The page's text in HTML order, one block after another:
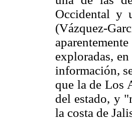
Occidental y
(Vázquez-
exploradas,
información,
que la de Los
del estado, y
la costa de